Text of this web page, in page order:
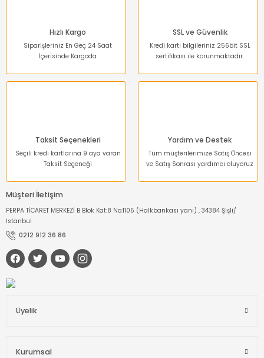
Hızlı Kargo
Siparişleriniz En Geç 24 Saat
İçerisinde Kargoda
SSL ve Güvenlik
Kredi kartı bilgileriniz 256bit SSL
sertifikası ile korunmaktadır.
Taksit Seçenekleri
Seçili kredi kartlarına 9 aya varan
Taksit Seçeneği
Yardım ve Destek
Tüm müşterilerimize Satış Öncesi
ve Satış Sonrası yardımcı oluyoruz
Müşteri İletişim
PERPA TİCARET MERKEZİ B Blok Kat:8 No:1105 (Halkbankası yanı) , 34384 Şişli/
İstanbul
0212 912 36 86
Üyelik
Kurumsal